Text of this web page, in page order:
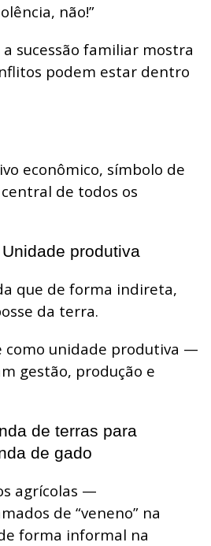
não!”
sucessão familiar mostra
podem estar dentro
econômico, símbolo de
de todos os
produtiva
que de forma indireta,
da terra.
como unidade produtiva —
gestão, produção e
de terras para
de gado
agrícolas —
de “veneno” na
forma informal na